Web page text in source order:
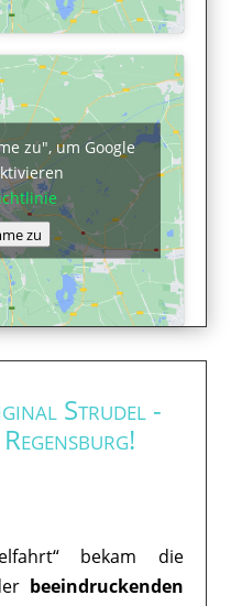
zu", um Google
zu
Strudel -
bekam die
beeindruckenden